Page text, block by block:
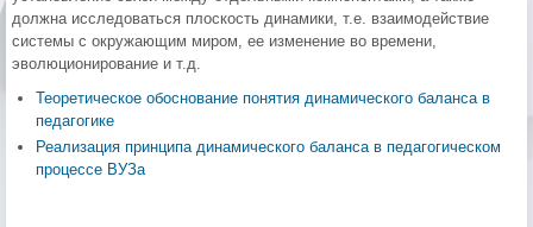
должна исследоваться плоскость динамики, т.е. взаимодействие
системы с окружающим миром, ее изменение во времени,
эволюционирование и т.д.
Теоретическое обоснование понятия динамического баланса в
педагогике
Реализация принципа динамического баланса в педагогическом
процессе ВУЗа